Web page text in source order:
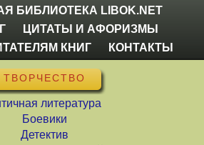
БИБЛИОТЕКА LIBOK.NET
ЦИТАТЫ И АФОРИЗМЫ
КНИГ
КОНТАКТЫ
ТВОРЧЕСТВО
литература
Боевики
Детектив